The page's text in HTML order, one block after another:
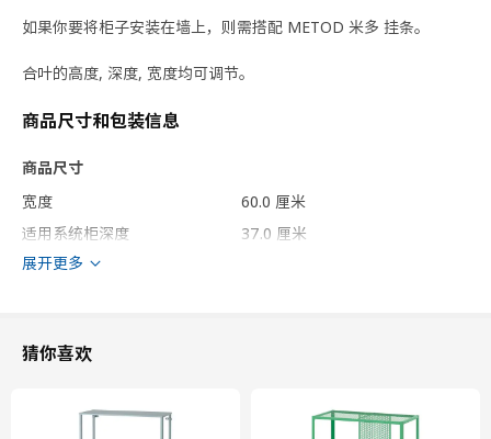
如果你要将柜子安装在墙上，则需搭配 METOD 米多 挂条。
合叶的高度, 深度, 宽度均可调节。
商品尺寸和包装信息
商品尺寸
宽度
60.0 厘米
适用系统柜深度
37.0 厘米
深度
包装信息
VOXTORP 沃托普
展开更多
猜你喜欢